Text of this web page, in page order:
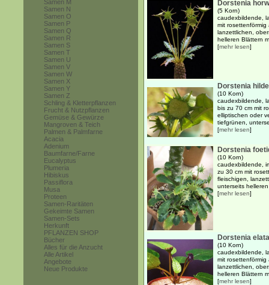
Samen M
Samen N
Samen O
Samen P
Samen Q
Samen R
Samen S
Samen T
Samen U
Samen V
Samen W
Samen X
Samen Y
Samen Z
Schling & Kletterpflanzen
Frucht & Nutzpflanzen
Gemüse & Gewürze
Mangroven & Teich
Palmen & Palmfarne
Acacia
Adenium
Baumfarne/Farne
Eucalyptus
Plumeria
Hibiskus
Passiflora
Musa
Proteen
Samen-Raritäten
Gekeimte Samen
Samen-Sets
Herkunft
PFLANZEN SHOP
Bücher
Alles für die Anzucht
Alle Artikel
Angebote
Neue Produkte
Dorstenia
(5 Korn)
caudexbildende,
mit
lanzettlichen,
helleren Blättern
[mehr lesen]
Dorstenia
(10 Korn)
caudexbildende,
bis zu 70 cm mit
elliptischen oder
tiefgrünen,
[mehr lesen]
Dorstenia
(10 Korn)
caudexbildende,
zu 30 cm mit
fleischigen,
unterseits
[mehr lesen]
Dorstenia elata
(10 Korn)
caudexbildende,
mit
lanzettlichen,
helleren Blättern
[mehr lesen]